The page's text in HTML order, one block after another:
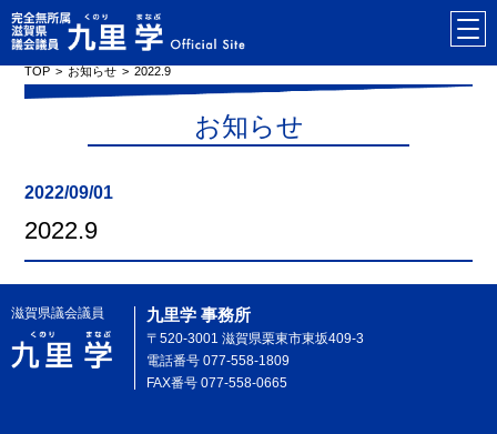
TOP お知らせ 2022.9
お知らせ
2022/09/01
2022.9
滋賀県議会議員 九里学 事務所
〒520-3001 滋賀県栗東市東坂409-3
電話番号 077-558-1809
FAX番号 077-558-0665